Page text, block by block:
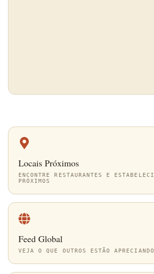
Locais Próximos
ENCONTRE RESTAURANTES E
PRÓXIMOS
Feed Global
VEJA O QUE OUTROS ESTÃO APRECIANDO